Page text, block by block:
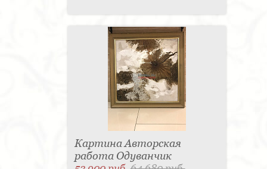
Картина Авторская
работа Одуванчик